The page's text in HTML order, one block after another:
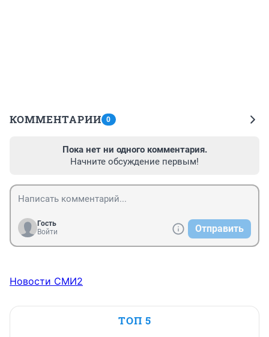
КОММЕНТАРИИ 0
Пока нет ни одного комментария.
Начните обсуждение первым!
Гость
Войти
Отправить
Новости СМИ2
ТОП 5